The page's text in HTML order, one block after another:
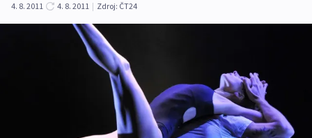
4. 8. 2011
4. 8. 2011 | Zdroj: ČT24